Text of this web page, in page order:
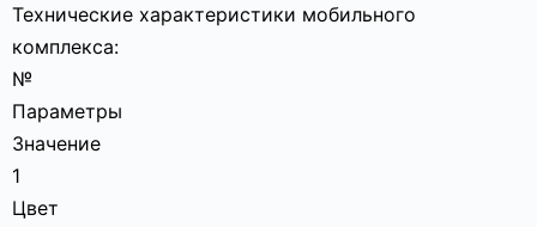
Технические характеристики мобильного
комплекса:
№
Параметры
Значение
1
Цвет